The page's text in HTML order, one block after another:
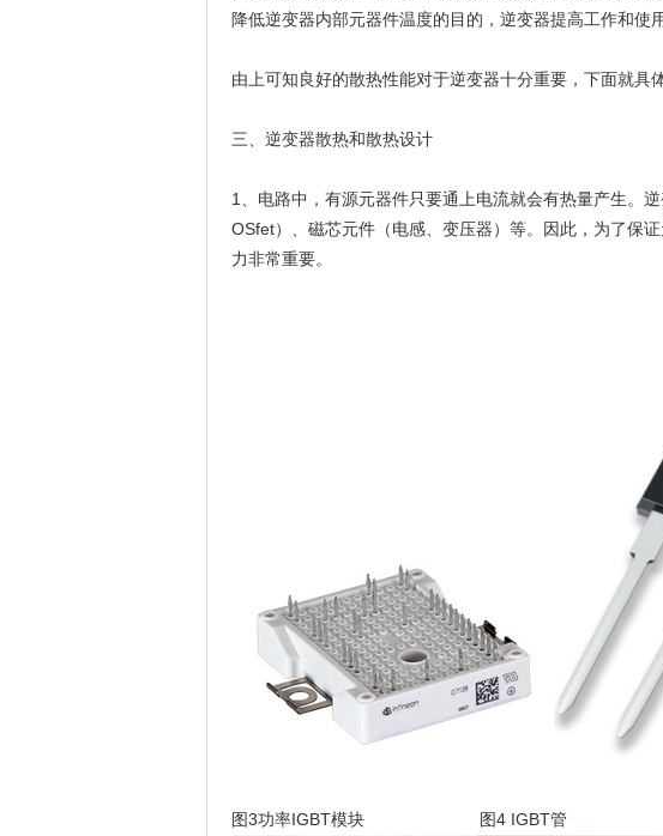
降低逆变器内部元器件温度的目的，逆变器提高工作和使
由上可知良好的散热性能对于逆变器十分重要，下面就具
三、逆变器散热和散热设计
1、电路中，有源元器件只要通上电流就会有热量产生。
OSfet）、磁芯元件（电感、变压器）等。因此，为了保
力非常重要。
图3功率IGBT模块 图4 IGBT管